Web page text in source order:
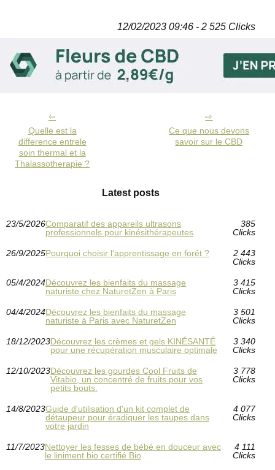
12/02/2023 09:46 - 2 525 Clicks
Quelle est la
difference entrele
soin thermal et la
Thalassotherapie ?
Ce que nous devons
savoir sur le CBD
Latest posts
23/5/2026Comparatif des appareils ultrasons
professionnels pour kinésithérapeutes
385
Clicks
26/9/2025Pourquoi choisir l’apprentissage en forêt ?
2 443
Clicks
05/4/2024Découvrez les bienfaits du massage
naturiste chez NaturetZen à Paris
3 415
Clicks
04/4/2024Découvrez les bienfaits du massage
naturiste à Paris avec NaturetZen
3 501
Clicks
18/12/2023Découvrez les crèmes et gels KINÉSANTÉ
pour une récupération musculaire optimale
3 340
Clicks
12/10/2023Découvrez les gourdes Cool Fruits de
Vitabio, un concentré de fruits pour vos
petits bouts.
3 778
Clicks
14/8/2023Guide d'utilisation d'un kit complet de
détaupeur pour éradiquer les taupes dans
votre jardin
4 077
Clicks
11/7/2023Nettoyer les fesses de bébé en douceur avec
le liniment bio certifié Bio
4 111
Clicks